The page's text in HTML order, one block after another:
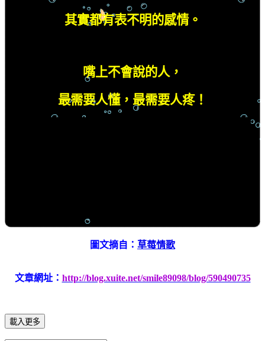
其實都有表不明的感情。
嘴上不會說的人，
最需要人懂，最需要人疼！
圖文摘自： 草莓情歌
文章網址： http://blog.xuite.net/smile89098/blog/590490735
載入更多